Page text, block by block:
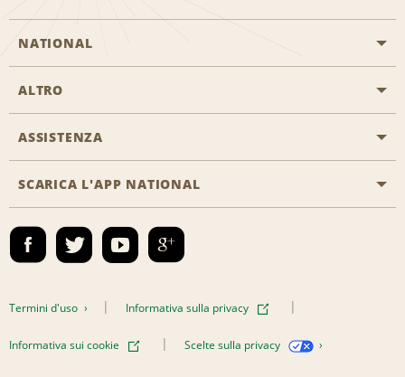
NATIONAL
Inizia una prenotazione
Programmi business
Emerald Club Accedi
ALTRO
Offerte di lavoro
ASSISTENZA
Accessibilità
Contatti
SCARICA L'APP NATIONAL
Termini d'uso Informativa sulla privacy
Informativa sui cookie Scelte sulla privacy